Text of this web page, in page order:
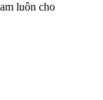
luôn cho